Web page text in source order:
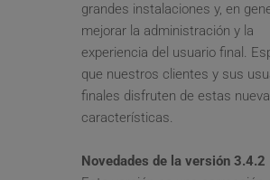
grandes instalaciones y, en
mejorar la administración y la
experiencia del usuario final.
que nuestros clientes y sus
finales disfruten de estas
características.
Novedades de la versión 3.4.2